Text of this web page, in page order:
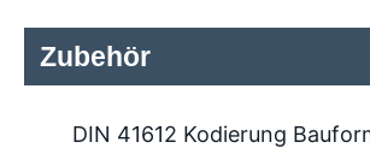
Zubehör
DIN 41612 Kodierung